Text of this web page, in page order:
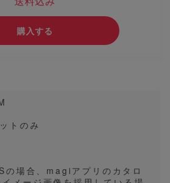
購入する
トのみ
の場合、magiアプリのカタロ